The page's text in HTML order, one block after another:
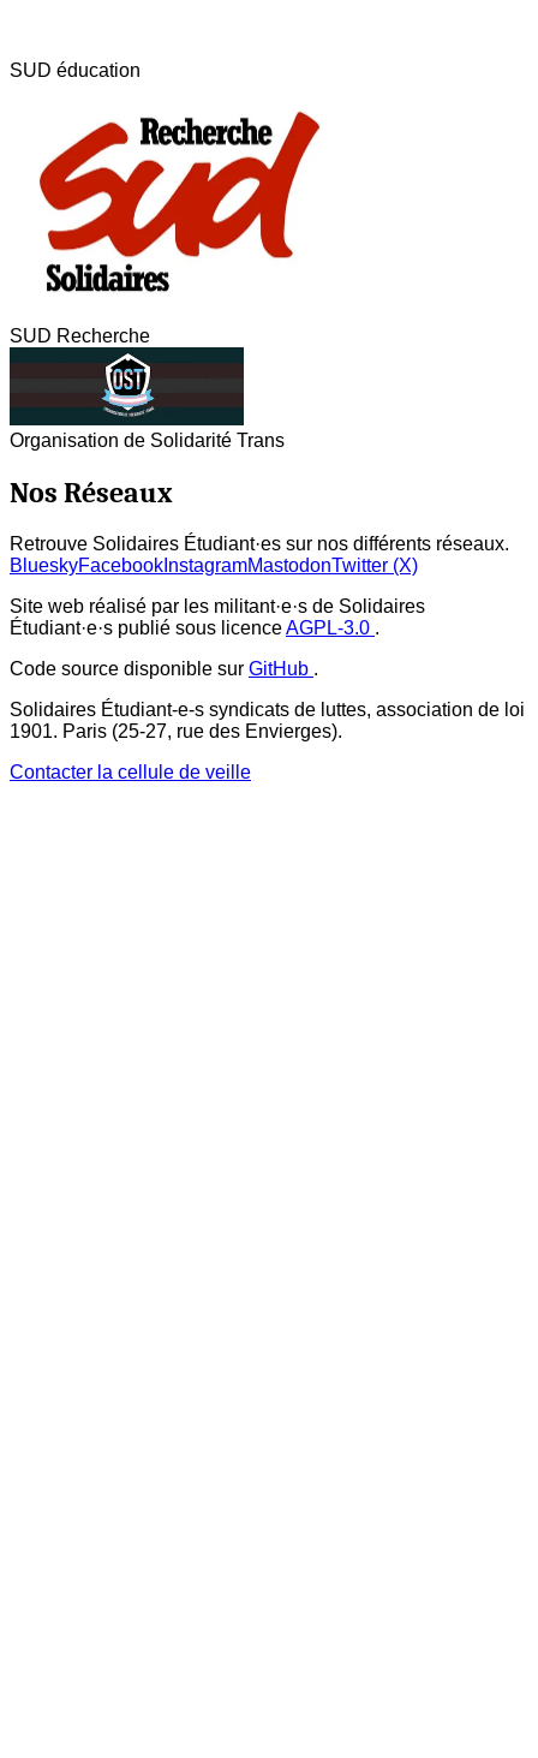
SUD éducation
SUD Recherche
Organisation de Solidarité Trans
Nos Réseaux
Retrouve Solidaires Étudiant·es sur nos différents réseaux.
BlueskyFacebook InstagramMastodonTwitter (X)
Site web réalisé par les militant·e·s de Solidaires
Étudiant·e·s publié sous licenceAGPL-3.0 .
Code source disponible sur GitHub .
Solidaires Étudiant-e-s syndicats de luttes, association de loi
1901. Paris (25-27, rue des Envierges).
Contacter la cellule de veille